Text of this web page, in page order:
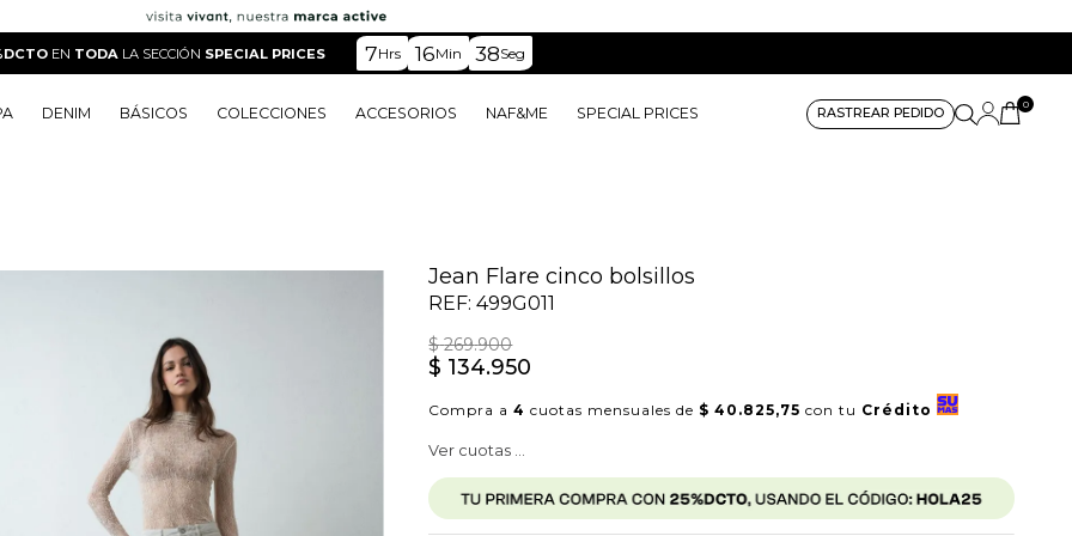
EN TODA LA SECCIÓN SPECIAL PRICES 7Hrs 16Min 36Seg
DENIM BÁSICOS COLECCIONES ACCESORIOS NAF&ME SPECIAL PRICES RASTREAR PEDIDO
0
Jean Flare cinco bolsillos
REF:499G011
$ 269.900
$ 134.950
Compra a4 cuotas mensuales de $ 40.825,75 con tu Crédito
Ver cuotas ...